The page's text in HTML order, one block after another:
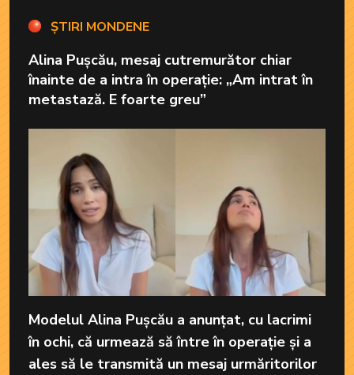
ȘTIRI MONDENE
Alina Pușcău, mesaj cutremurător chiar
înainte de a intra în operație: „Am intrat în
metastază. E foarte greu”
Modelul Alina Pușcău a anunțat, cu lacrimi
în ochi, că urmează să între în operație și a
ales să le transmită un mesaj urmăritorilor